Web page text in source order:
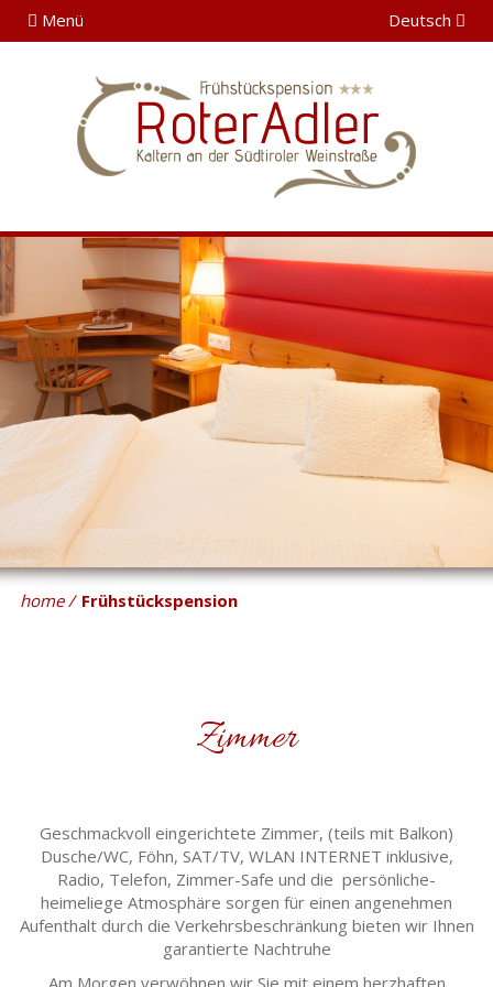
Menü Deutsch
home Frühstückspension
Zimmer
Geschmackvoll eingerichtete Zimmer, (teils mit Balkon)
Dusche/WC, Föhn, SAT/TV, WLAN INTERNET inklusive,
Radio, Telefon, Zimmer-Safe und die persönliche-
heimeliege Atmosphäre sorgen für einen angenehmen
Aufenthalt durch die Verkehrsbeschränkung bieten wir Ihnen
garantierte Nachtruhe
Am Morgen verwöhnen wir Sie mit einem herzhaften